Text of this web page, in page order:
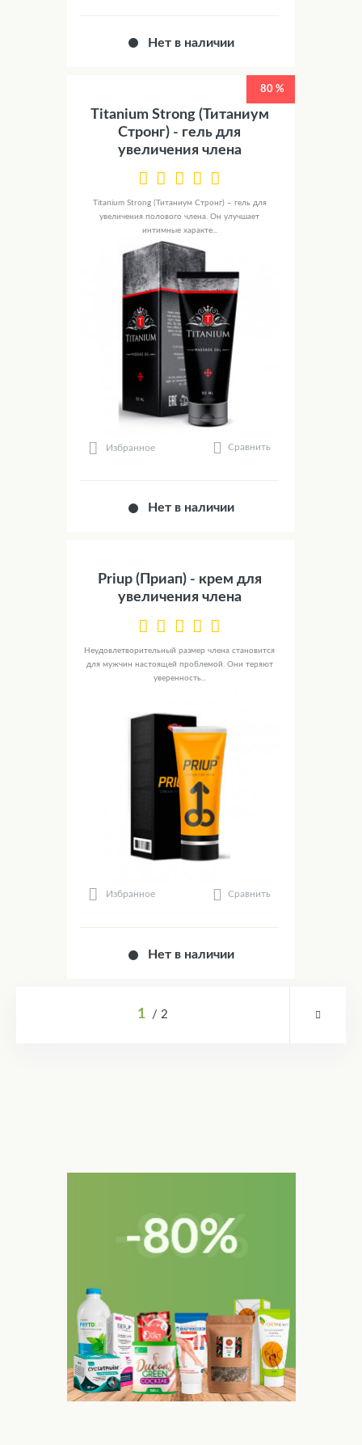
Нет в наличии
80 %
Titanium Strong (Титаниум
Стронг) - гель для
увеличения члена
Titanium Strong (Титаниум Стронг) – гель для
увеличения полового члена. Он улучшает
интимные характе...
Избранное Сравнить
Нет в наличии
Priup (Приап) - крем для
увеличения члена
Неудовлетворительный размер члена становится
для мужчин настоящей проблемой. Они теряют
уверенность...
Избранное Сравнить
Нет в наличии
1 2